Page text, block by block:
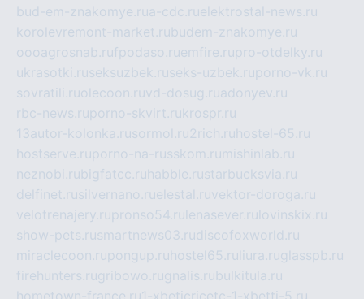
bud-em-znakomye.rua-cdc.ruelektrostal-news.ru
korolevremont-market.rubudem-znakomye.ru
oooagrosnab.rufpodaso.ruemfire.rupro-otdelky.ru
ukrasotki.ruseksuzbek.ruseks-uzbek.ruporno-vk.ru
sovratili.ruolecoon.ruvd-dosug.ruadonyev.ru
rbc-news.ruporno-skvirt.rukrospr.ru
13autor-kolonka.rusormol.ru2rich.ru hostel-65.ru
hostserve.ruporno-na-russkom.ru mishinlab.ru
neznobi.rubigfatcc.ru habble.rustarbucksvia.ru
delfinet.rusilvernano.ruelestal.ruvektor-doroga.ru
velotrenajery.rupronso54.ru lenasever.ru lovinskix.ru
show-pets.rusmartnews03.rudiscofoxworld.ru
miraclecoon.rupongup.ru hostel65.ru liura.ruglasspb.ru
firehunters.rugribowo.rugnalis.rubulkitula.ru
hometown-france.ru1-xbeticricetc-1-xbetti-5.ru